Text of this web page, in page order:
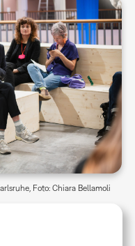
Foto: Chiara Bellamoli